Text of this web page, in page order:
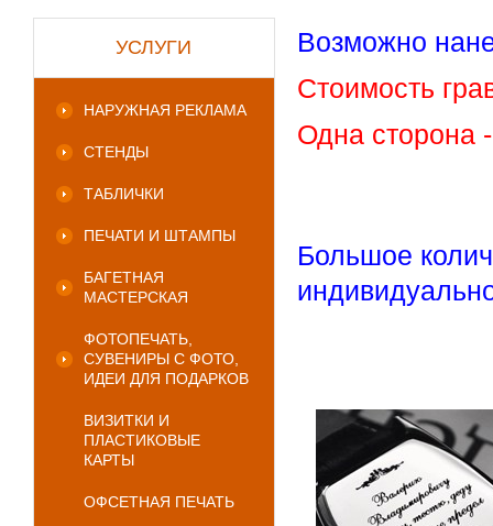
УСЛУГИ
НАРУЖНАЯ РЕКЛАМА
СТЕНДЫ
ТАБЛИЧКИ
ПЕЧАТИ И ШТАМПЫ
БАГЕТНАЯ
МАСТЕРСКАЯ
ФОТОПЕЧАТЬ,
СУВЕНИРЫ С ФОТО,
ИДЕИ ДЛЯ ПОДАРКОВ
ВИЗИТКИ И
ПЛАСТИКОВЫЕ
КАРТЫ
ОФСЕТНАЯ ПЕЧАТЬ
Возможно
Стоимость
Одна сторона
Большое